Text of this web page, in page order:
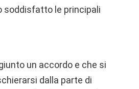
soddisfatto le principali
un accordo e che si
dalla parte di